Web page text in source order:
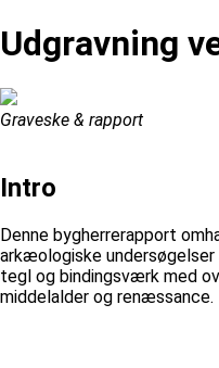
Udgravning
Graveske & rapport
Intro
Denne bygherrerapport
arkæologiske
tegl og bindingsværk med
middelalder og renæssance.